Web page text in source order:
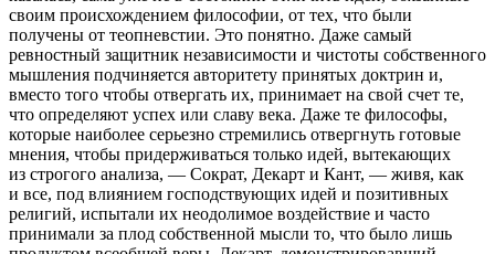
своим происхождением философии, от тех, что были
получены от теопневстии. Это понятно. Даже самый
ревностный защитник независимости и чистоты собственного
мышления подчиняется авторитету принятых доктрин и,
вместо того чтобы отвергать их, принимает на свой счет те,
что определяют успех или славу века. Даже те философы,
которые наиболее серьезно стремились отвергнуть готовые
мнения, чтобы придерживаться только идей, вытекающих
из строгого анализа, — Сократ, Декарт и Кант, — живя, как
и все, под влиянием господствующих идей и позитивных
религий, испытали их неодолимое воздействие и часто
принимали за плод собственной мысли то, что было лишь